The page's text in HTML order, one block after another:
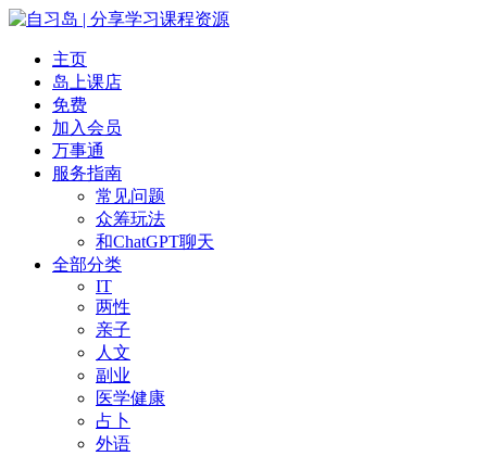
主页
岛上课店
免费
加入会员
万事通
服务指南
常见问题
众筹玩法
和ChatGPT聊天
全部分类
IT
两性
亲子
人文
副业
医学健康
占卜
外语